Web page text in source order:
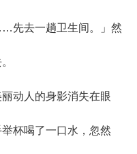
去一趟卫生间。」然
人的身影消失在眼
杯喝了一口水，忽然